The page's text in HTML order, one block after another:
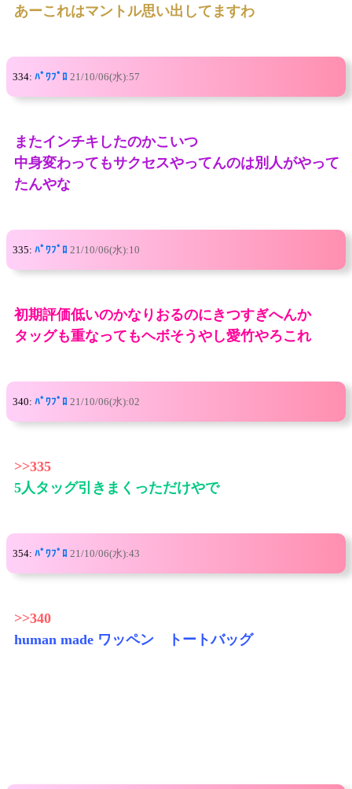
あーこれはマントル思い出してますわ
334: ﾊﾟﾜﾌﾟﾛ 21/10/06(水):57
またインチキしたのかこいつ
中身変わってもサクセスやってんのは別人がやって
たんやな
335: ﾊﾟﾜﾌﾟﾛ 21/10/06(水):10
初期評価低いのかなりおるのにきつすぎへんか
タッグも重なってもヘボそうやし愛竹やろこれ
340: ﾊﾟﾜﾌﾟﾛ 21/10/06(水):02
>>335
5人タッグ引きまくっただけやで
354: ﾊﾟﾜﾌﾟﾛ 21/10/06(水):43
>>340
human made ワッペン トートバッグ